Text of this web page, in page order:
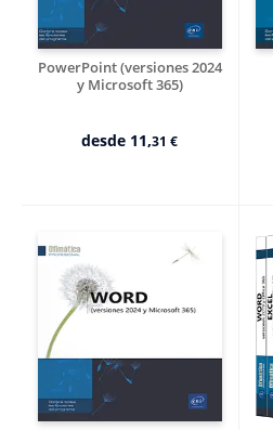
PowerPoint (versiones 2024
y Microsoft 365)
desde 11,31 €